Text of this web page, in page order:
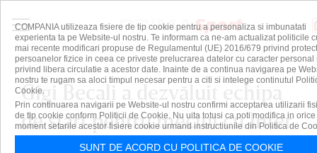
Gigi Becali a dezvăluit echipa
de start pentru meciul cu Inter
COMPANIA utilizeaza fisiere de tip cookie pentru a personaliza si imbunatati
experienta ta pe Website-ul nostru. Te informam ca ne-am actualizat politicile
mai recente modificari propuse de Regulamentul (UE) 2016/679 privind
persoanelor fizice in ceea ce priveste prelucrarea datelor cu caracter personal
privind libera circulatie a acestor date. Inainte de a continua navigarea pe
nostru te rugam sa aloci timpul necesar pentru a citi si intelege continutul
Cookie.
Prin continuarea navigarii pe Website-ul nostru confirmi acceptarea utilizarii
de tip cookie conform Politicii de Cookie. Nu uita totusi ca poti modifica in orice
moment setarile acestor fisiere cookie urmand instructiunile din Politica de
SUNT DE ACORD CU POLITICA DE COOKIE